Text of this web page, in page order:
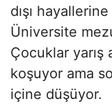
dışı
Üniversite
Çocuklar yarış
koşuyor ama
içine düşüyor.